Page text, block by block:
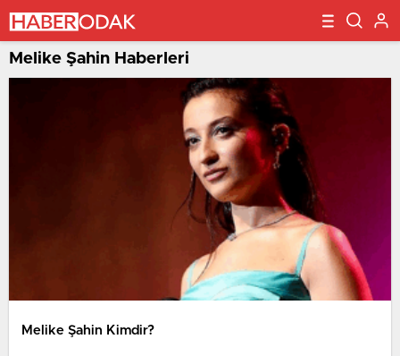
Melike Şahin Haberleri
Melike Şahin Kimdir?